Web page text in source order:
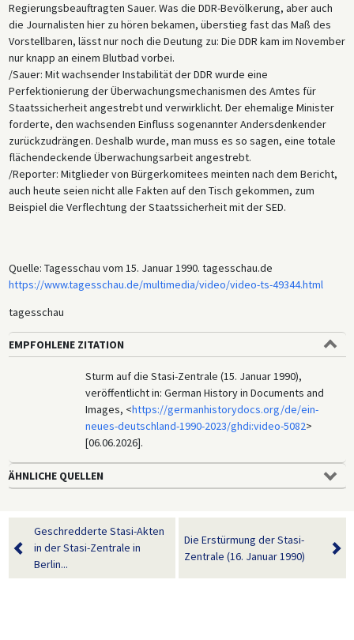
Regierungsbeauftragten Sauer. Was die DDR-Bevölkerung, aber auch
die Journalisten hier zu hören bekamen, überstieg fast das Maß des
Vorstellbaren, lässt nur noch die Deutung zu: Die DDR kam im November
nur knapp an einem Blutbad vorbei.
/Sauer: Mit wachsender Instabilität der DDR wurde eine
Perfektionierung der Überwachungsmechanismen des Amtes für
Staatssicherheit angestrebt und verwirklicht. Der ehemalige Minister
forderte, den wachsenden Einfluss sogenannter Andersdenkender
zurückzudrängen. Deshalb wurde, man muss es so sagen, eine totale
flächendeckende Überwachungsarbeit angestrebt.
/Reporter: Mitglieder von Bürgerkomitees meinten nach dem Bericht,
auch heute seien nicht alle Fakten auf den Tisch gekommen, zum
Beispiel die Verflechtung der Staatssicherheit mit der SED.
Quelle: Tagesschau vom 15. Januar 1990. tagesschau.de
https://www.tagesschau.de/multimedia/video/video-ts-49344.html
tagesschau
EMPFOHLENE ZITATION
Sturm auf die Stasi-Zentrale (15. Januar 1990),
veröffentlicht in: German History in Documents and
Images, <https://germanhistorydocs.org/de/ein-
neues-deutschland-1990-2023/ghdi:video-5082>
[06.06.2026].
ÄHNLICHE QUELLEN
Geschredderte Stasi-Akten
in der Stasi-Zentrale in
Berlin...
Die Erstürmung der Stasi-
Zentrale (16. Januar 1990)